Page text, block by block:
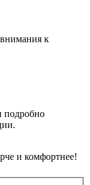
к
подробно
и комфортнее!